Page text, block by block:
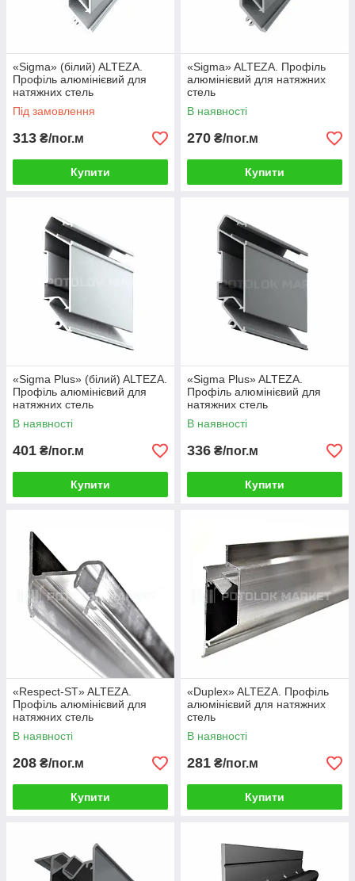
«Sigma» (білий) ALTEZA.
Профіль алюмінієвий для
натяжних стель
Під замовлення
313 ₴/пог.м
Купити
«Sigma» ALTEZA. Профіль
алюмінієвий для натяжних
стель
В наявності
270 ₴/пог.м
Купити
«Sigma Plus» (білий) ALTEZA.
Профіль алюмінієвий для
натяжних стель
В наявності
401 ₴/пог.м
Купити
«Sigma Plus» ALTEZA.
Профіль алюмінієвий для
натяжних стель
В наявності
336 ₴/пог.м
Купити
«Respect-ST» ALTEZA.
Профіль алюмінієвий для
натяжних стель
В наявності
208 ₴/пог.м
Купити
«Duplex» ALTEZA. Профіль
алюмінієвий для натяжних
стель
В наявності
281 ₴/пог.м
Купити